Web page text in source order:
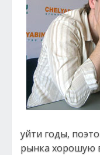
уйти годы,
рынка хорошую